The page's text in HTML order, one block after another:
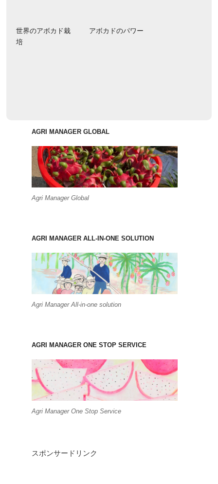
世界のアボカド栽
培
アボカドのパワー
AGRI MANAGER GLOBAL
Agri Manager Global
AGRI MANAGER ALL-IN-ONE SOLUTION
Agri Manager All-in-one solution
AGRI MANAGER ONE STOP SERVICE
Agri Manager One Stop Service
スポンサードリンク